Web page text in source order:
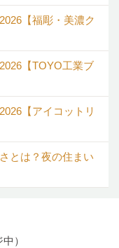
【福彫・美濃ク
【TOYO工業ブ
【アイコットリ
とは？夜の住まい
）